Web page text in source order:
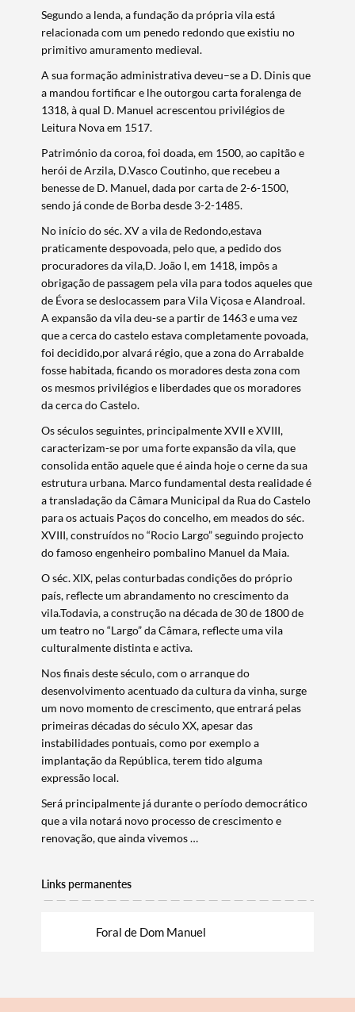
Termo de Pesquisa
Categorias gerais
Filtros
Segundo a lenda, a fundação da própria vila está
relacionada com um penedo redondo que existiu no
primitivo amuramento medieval.
A sua formação administrativa deveu–se a D. Dinis que
a mandou fortificar e lhe outorgou carta foralenga de
1318, à qual D. Manuel acrescentou privilégios de
Leitura Nova em 1517.
Património da coroa, foi doada, em 1500, ao capitão e
herói de Arzila, D.Vasco Coutinho, que recebeu a
benesse de D. Manuel, dada por carta de 2-6-1500,
sendo já conde de Borba desde 3-2-1485.
No início do séc. XV a vila de Redondo,estava
praticamente despovoada, pelo que, a pedido dos
procuradores da vila,D. João I, em 1418, impôs a
obrigação de passagem pela vila para todos aqueles que
de Évora se deslocassem para Vila Viçosa e Alandroal.
A expansão da vila deu-se a partir de 1463 e uma vez
que a cerca do castelo estava completamente povoada,
foi decidido,por alvará régio, que a zona do Arrabalde
fosse habitada, ficando os moradores desta zona com
os mesmos privilégios e liberdades que os moradores
da cerca do Castelo.
Os séculos seguintes, principalmente XVII e XVIII,
caracterizam-se por uma forte expansão da vila, que
consolida então aquele que é ainda hoje o cerne da sua
estrutura urbana. Marco fundamental desta realidade é
a transladação da Câmara Municipal da Rua do Castelo
para os actuais Paços do concelho, em meados do séc.
XVIII, construídos no “Rocio Largo” seguindo projecto
do famoso engenheiro pombalino Manuel da Maia.
O séc. XIX, pelas conturbadas condições do próprio
país, reflecte um abrandamento no crescimento da
vila.Todavia, a construção na década de 30 de 1800 de
um teatro no “Largo” da Câmara, reflecte uma vila
culturalmente distinta e activa.
Nos finais deste século, com o arranque do
desenvolvimento acentuado da cultura da vinha, surge
um novo momento de crescimento, que entrará pelas
primeiras décadas do século XX, apesar das
instabilidades pontuais, como por exemplo a
implantação da República, terem tido alguma
expressão local.
Será principalmente já durante o período democrático
que a vila notará novo processo de crescimento e
renovação, que ainda vivemos …
Links permanentes
Foral de Dom Manuel